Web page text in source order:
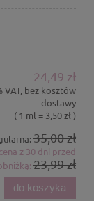
24,49 zł
VAT, bez kosztów
dostawy
( 1 ml = 3,50 zł )
35,00 zł
z 30 dni przed
23,99 zł
do koszyka